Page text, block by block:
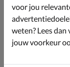
voor jou
weten? Lees dan
jouw voorkeur